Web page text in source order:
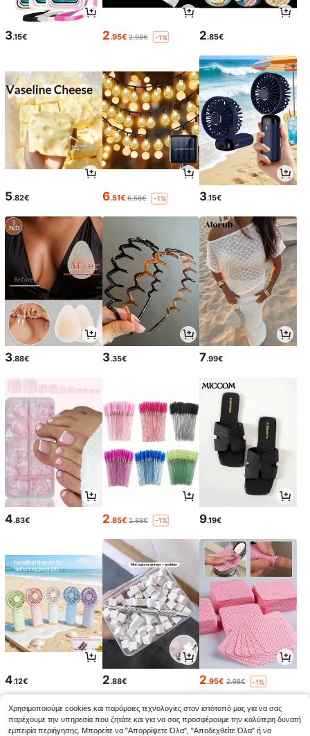
3.15€ 2.95€ 2.98€ -1% 2.85€
5.82€ 6.51€ 6.58€ -1% 3.15€
3.88€ 3.35€ 7.99€
4.83€ 2.85€ 2.88€ -1% 9.19€
4.12€ 2.88€ 2.95€ 2.98€ -1%
Χρησιμοποιούμε cookies και παρόμοιες τεχνολογίες στον ιστότοπό μας για να σας
παρέχουμε την υπηρεσία που ζητάτε και για να σας προσφέρουμε την καλύτερη δυνατή
εμπειρία περιήγησης. Μπορείτε να "Απορρίψετε Όλα", "Αποδεχθείτε Όλα" ή να